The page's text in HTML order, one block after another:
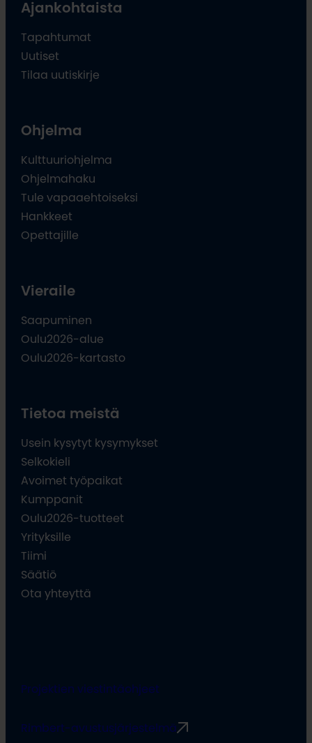
Ajankohtaista
Tapahtumat
Uutiset
Tilaa uutiskirje
Ohjelma
Kulttuuriohjelma
Ohjelmahaku
Tule vapaaehtoiseksi
Hankkeet
Opettajille
Vieraile
Saapuminen
Oulu2026-alue
Oulu2026-kartasto
Tietoa meistä
Usein kysytyt kysymykset
Selkokieli
Avoimet työpaikat
Kumppanit
Oulu2026-tuotteet
Yrityksille
Tiimi
Säätiö
Ota yhteyttä
Projektien viestintäohjeet
Rimbert-avustusjärjestelmä